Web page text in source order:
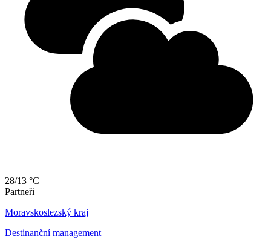
28/13 °C
Partneři
Moravskoslezský kraj
Destinanční management